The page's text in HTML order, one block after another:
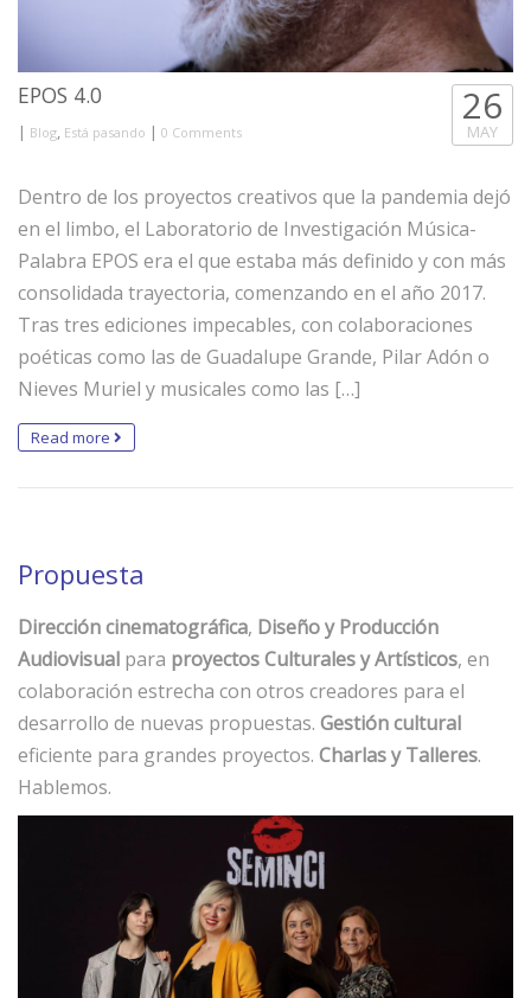
EPOS 4.0
| Blog, Está pasando | 0 Comments
26
MAY
Dentro de los proyectos creativos que la pandemia dejó
en el limbo, el Laboratorio de Investigación Música-
Palabra EPOS era el que estaba más definido y con más
consolidada trayectoria, comenzando en el año 2017.
Tras tres ediciones impecables, con colaboraciones
poéticas como las de Guadalupe Grande, Pilar Adón o
Nieves Muriel y musicales como las […]
Read more
Propuesta
Dirección cinematográfica, Diseño y Producción
Audiovisual para proyectos Culturales y Artísticos, en
colaboración estrecha con otros creadores para el
desarrollo de nuevas propuestas. Gestión cultural
eficiente para grandes proyectos. Charlas y Talleres.
Hablemos.